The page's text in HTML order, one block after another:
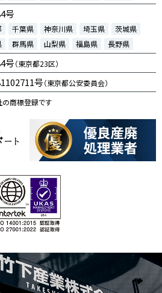
号
千葉県 神奈川県 埼玉県
茨城県
群馬県 山梨県 福島県
長野県
号（東京都23区）
号（東京都公安委員会）
の商標登録です